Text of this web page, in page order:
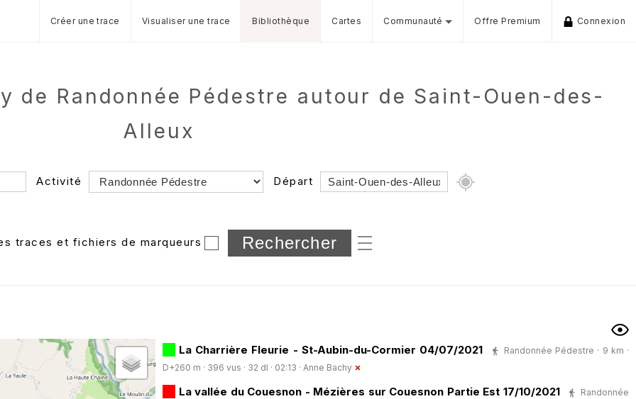
Créer une trace Visualiser une trace Bibliothèque Cartes Communauté Offre Premium Connexion
de Randonnée Pédestre autour de Saint-Ouen-des-
Alleux
Activité Départ
Dossier
et sous-dossiers
traces et fichiers de marqueurs
La Charrière Fleurie - St-Aubin-du-Cormier 04/07/2021
Randonnée Pédestre · 9 km ·
D+260 m · 396 vus · 32 dl · 02:13 · Anne Bachy
La vallée du Couesnon - Mézières sur Couesnon Partie Est 17/10/2021
Randonnée